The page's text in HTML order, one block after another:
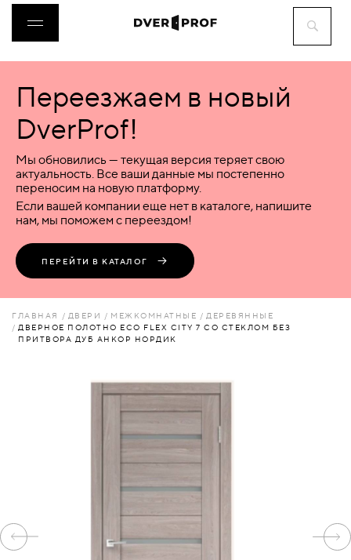
ДВЕРИ
ФУРНИТУРА
ВОРОТА
ПЕРЕГОРОДКИ
АКСЕССУАРЫ
КОМПЛЕКТУЮЩИЕ
Переезжаем в новый
DverProf!
Мы обновились — текущая версия теряет свою
актуальность. Все ваши данные мы постепенно
переносим на новую платформу.
Если вашей компании еще нет в каталоге, напишите
нам, мы поможем с переездом!
ПЕРЕЙТИ В КАТАЛОГ
ГЛАВНАЯ ДВЕРИ МЕЖКОМНАТНЫЕ
ДЕРЕВЯННЫЕ
ДВЕРНОЕ ПОЛОТНО ECO FLEX CITY 7 СО СТЕКЛОМ БЕЗ
ПРИТВОРА ДУБ АНКОР НОРДИК